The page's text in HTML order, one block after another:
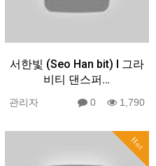
서한빛 (Seo Han bit) l 그라
비티 댄스퍼…
관리자 0 1,790
Hot